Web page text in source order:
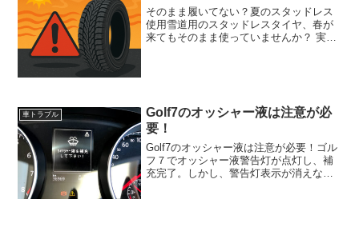
そのまま履いてない？夏のスタッドレス
使用雪道用のスタッドレスタイヤ、春が
来てもそのまま使っていませんか？ 実は
車トラブル
Golf7のオッシャー液は注意が必
要！
Golf7のオッシャー液は注意が必要！ゴル
フ７でオッシャー液警告灯が点灯し、補
充完了。しかし、警告灯表示が消えな